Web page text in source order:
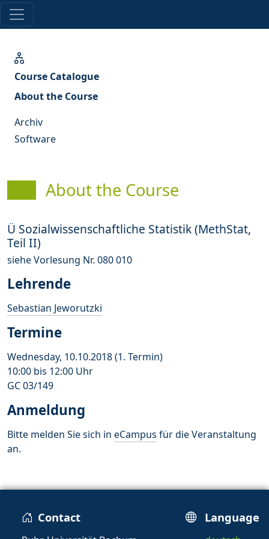
Course Catalogue
About the Course
Archiv
Software
About the Course
Ü Sozialwissenschaftliche Statistik (MethStat,
Teil II)
siehe Vorlesung Nr. 080 010
Lehrende
Sebastian Jeworutzki
Termine
Wednesday, 10.10.2018 (1. Termin)
10:00 bis 12:00 Uhr
GC 03/149
Anmeldung
Bitte melden Sie sich in eCampus für die Veranstaltung
an.
Contact Language